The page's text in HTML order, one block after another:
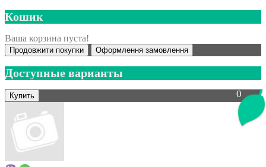
Кошик
Ваша корзина пуста!
Продовжити покупки Оформлення замовлення
0
Доступные варианты